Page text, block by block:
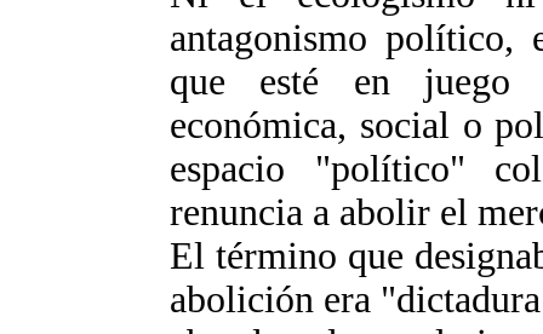
antagonismo político,
que esté en juego
económica, social o
espacio "político"
renuncia a abolir el
El término que
abolición era